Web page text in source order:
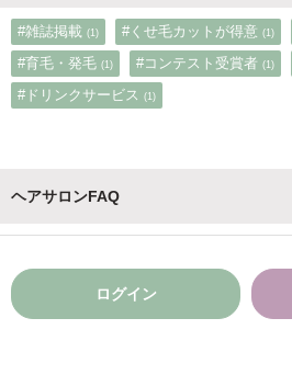
#雑誌掲載 (1) #くせ毛カットが得意 (1)
#育毛・発毛 (1) #コンテスト受賞者 (1)
#ドリンクサービス (1)
ヘアサロンFAQ
ログイン